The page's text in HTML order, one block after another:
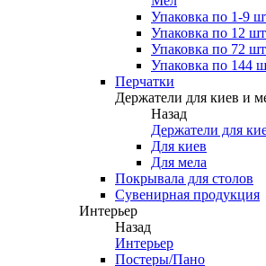
Упаковка по 1-9
Упаковка по 12
Упаковка по 72
Упаковка по 144
Перчатки
Держатели для киев и
Назад
Держатели для
Для киев
Для мела
Покрывала для столов
Сувенирная продукция
Интерьер
Назад
Интерьер
Постеры/Пано